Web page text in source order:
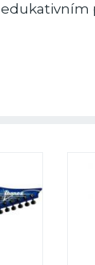
edukativním